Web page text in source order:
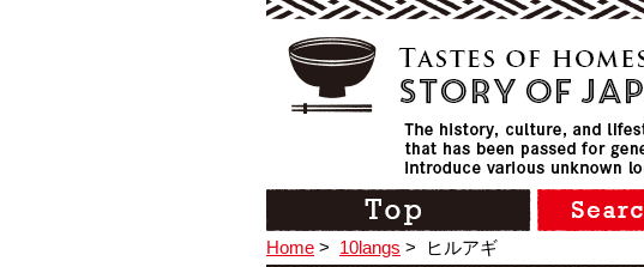
Home > 10langs > ヒルアギ